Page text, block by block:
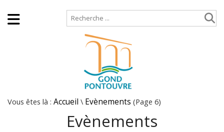
Vous êtes là : Accueil \ Evènements (Page 6)
Evènements